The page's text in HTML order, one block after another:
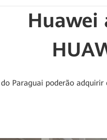
Huawei
Paraguai poderão